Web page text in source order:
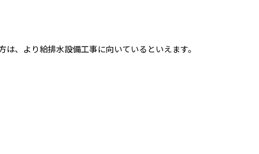
、より給排水設備工事に向いているといえます。